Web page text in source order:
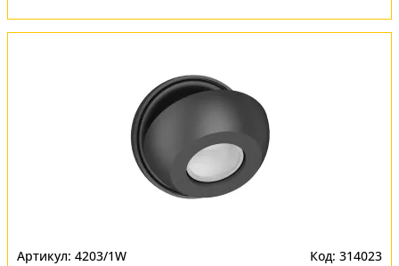
4203/1W 314023